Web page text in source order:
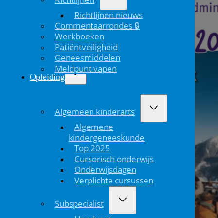
Richtlijnen nieuws
Commentaarrondes 🔒
Werkboeken
Patiëntveiligheid
Geneesmiddelen
Meldpunt vapen
Opleiding
Algemeen kinderarts
Algemene
kindergeneeskunde
Top 2025
Cursorisch onderwijs
Onderwijsdagen
Verplichte cursussen
Subspecialist